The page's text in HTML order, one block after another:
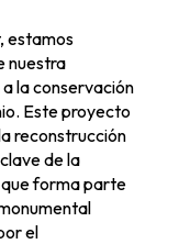
estamos
nuestra
la conservación
Este proyecto
reconstrucción
de la
forma parte
el